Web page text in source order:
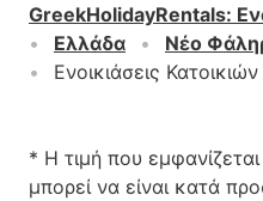
GreekHolidayRentals:
Ελλάδα
Νέο
Ενοικιάσεις
* Η τιμή που
μπορεί να είναι κατά